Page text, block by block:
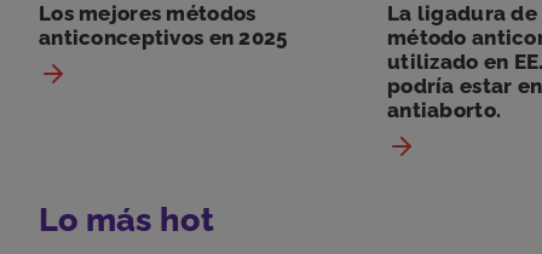
Los mejores métodos
anticonceptivos en 2025
La ligadura de
método
utilizado en
podría estar
antiaborto.
Lo más hot